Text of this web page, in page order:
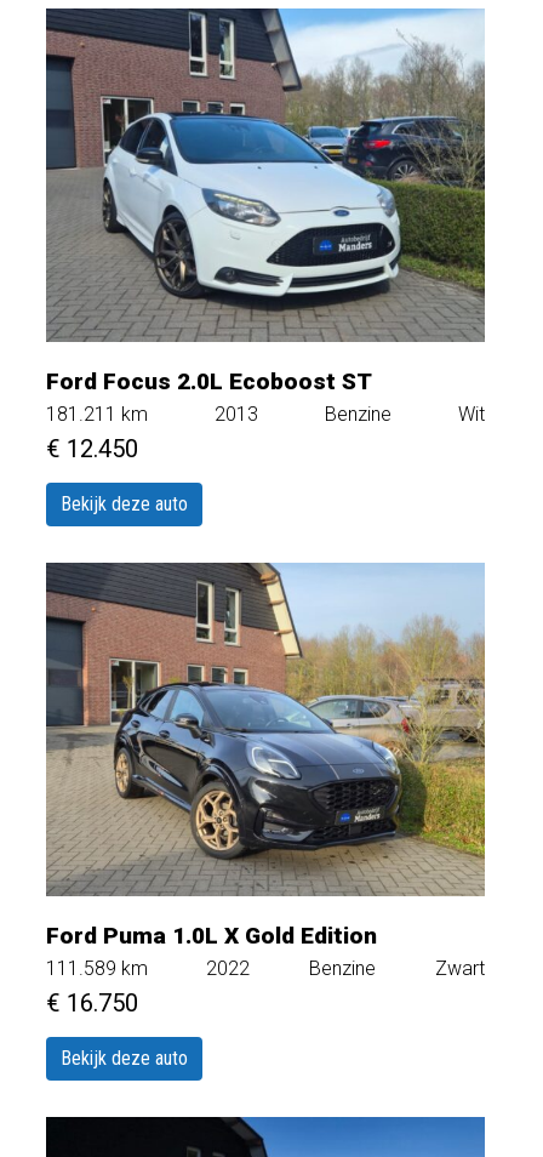
Ford Focus 2.0L Ecoboost ST
181.211 km 2013 Benzine Wit
€ 12.450
Bekijk deze auto
Ford Puma 1.0L X Gold Edition
111.589 km 2022 Benzine Zwart
€ 16.750
Bekijk deze auto